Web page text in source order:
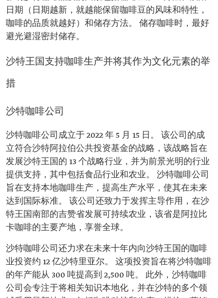
日期（日期越新，就越能保留咖啡豆的风味和特性，
咖啡的品质就越好）和储存方法。 储存咖啡时，最好
避光避湿密封储存。
沙特王国支持咖啡生产并将其作为文化元素的举
措
沙特咖啡公司
沙特咖啡公司成立于 2022 年 5 月 15 日。 该公司的成
立符合沙特阿拉伯公共投资基金的战略，该战略旨在
发展沙特王国的 13 个战略行业，并为前景光明的行业
提供支持，其中包括食品行业和农业。 沙特咖啡公司
旨在支持本地咖啡生产，提高生产水平，使其在未来
达到国际标准。 该公司还致力于发挥主导作用，在沙
特王国南部的吉赞省发展可持续农业，该省是阿拉比
卡咖啡的主要产地，享誉全球。
沙特咖啡公司还力求在未来十年内向沙特王国的咖啡
业投资约 12 亿沙特里亚尔。 这项投资旨在将沙特咖啡
的年产能从 300 吨提高到 2,500 吨。 此外，沙特咖啡
公司会专注于将相关知识本地化，并在沙特的多个领